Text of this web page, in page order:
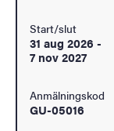
Start/slut
31 aug 2026 -
7 nov 2027
Anmälningskod
GU-05016